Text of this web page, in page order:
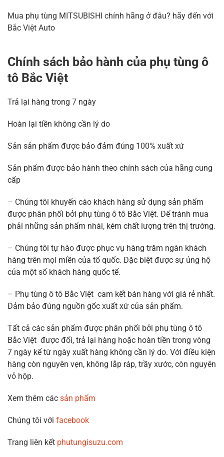
Mua phụ tùng MITSUBISHI chính hãng ở đâu? hãy đến với
Bắc Việt Auto
Chính sách bảo hành của phụ tùng ô
tô Bắc Việt
Trả lại hàng trong 7 ngày
Hoàn lại tiền không cần lý do
Sản sản phẩm được bảo đảm đúng 100% xuất xứ
Sản phẩm được bảo hành theo chính sách của hãng cung
cấp
– Chúng tôi khuyến cáo khách hàng sử dụng sản phẩm
được phân phối bởi phụ tùng ô tô Bắc Việt. Để tránh mua
phải những sản phẩm nhái, kém chất lượng trên thị trường.
– Chúng tôi tự hào được phục vụ hàng trăm ngàn khách
hàng trên mọi miền của tổ quốc. Đặc biệt được sự ủng hộ
của một số khách hàng quốc tế.
– Phụ tùng ô tô Bắc Việt cam kết bán hàng với giá rẻ nhất.
Đảm bảo đúng nguồn gốc xuất xứ của sản phẩm.
Tất cả các sản phẩm được phân phối bởi phụ tùng ô tô
Bắc Việt được đổi, trả lại hàng hoặc hoàn tiền trong vòng
7 ngày kể từ ngày xuất hàng không cần lý do. Với điều kiện
hàng còn nguyên vẹn, không lắp ráp, trầy xước, còn nguyên
vỏ hộp.
Xem thêm các sản phẩm
Chúng tôi với facebook
Trang liên kết phutungisuzu.com